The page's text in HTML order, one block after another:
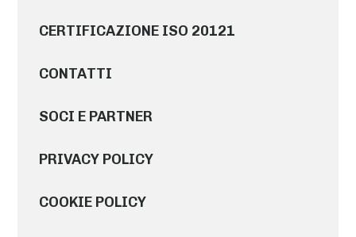
CERTIFICAZIONE ISO 20121
CONTATTI
SOCI E PARTNER
PRIVACY POLICY
COOKIE POLICY